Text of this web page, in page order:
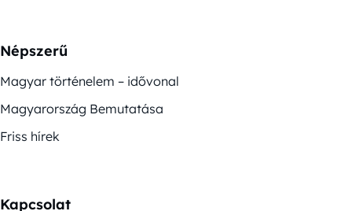
Népszerű
Magyar történelem – idővonal
Magyarország Bemutatása
Friss hírek
Kapcsolat